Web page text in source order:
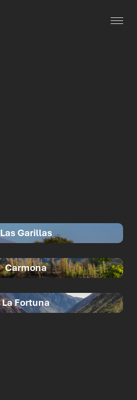
Las Garillas
Carmona
La Fortuna